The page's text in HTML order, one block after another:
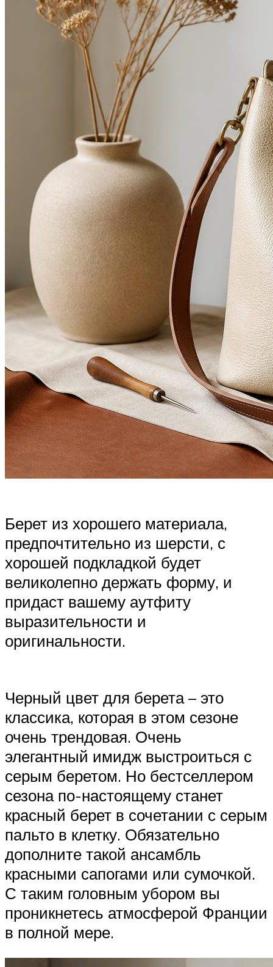
Берет из хорошего материала,
предпочтительно из шерсти, с
хорошей подкладкой будет
великолепно держать форму, и
придаст вашему аутфиту
выразительности и
оригинальности.
Черный цвет для берета – это
классика, которая в этом сезоне
очень трендовая. Очень
элегантный имидж выстроиться с
серым беретом. Но бестселлером
сезона по-настоящему станет
красный берет в сочетании с серым
пальто в клетку. Обязательно
дополните такой ансамбль
красными сапогами или сумочкой.
С таким головным убором вы
проникнетесь атмосферой Франции
в полной мере.